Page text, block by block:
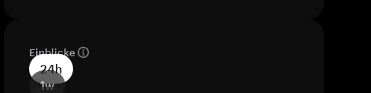
Einblicke
24h
1w